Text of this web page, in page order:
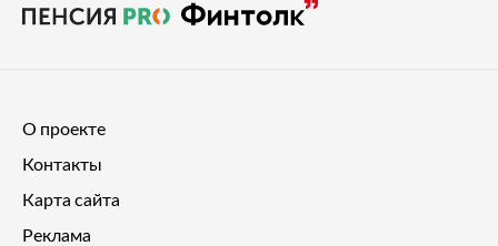
О проекте
Контакты
Карта сайта
Реклама